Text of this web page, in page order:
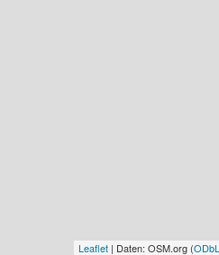
Leaflet | Daten: OSM.org (ODbL